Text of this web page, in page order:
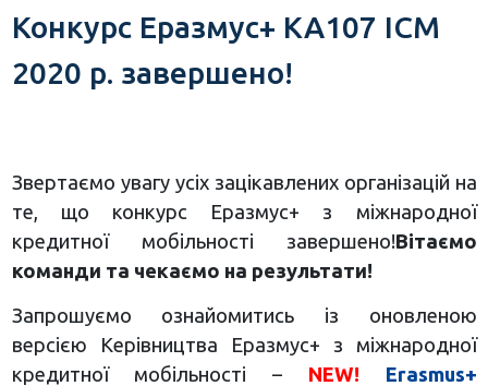
Конкурс Еразмус+ КА107 ІСМ
2020 р. завершено!
Звертаємо увагу усіх зацікавлених організацій на
те, що конкурс Еразмус+ з міжнародної
кредитної мобільності завершено!Вітаємо
команди та чекаємо на результати!
Запрошуємо ознайомитись із оновленою
версією Керівництва Еразмус+ з міжнародної
кредитної мобільності – NEW!
Erasmus+